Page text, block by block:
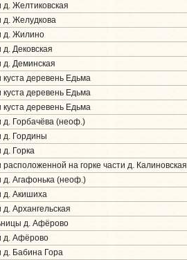
д. Желтиковская
д. Желудкова
д. Жилино
Дековская
д. Деминская
куста деревень Едьма
куста деревень Едьма
куста деревень Едьма
д. Горбачёва (неоф.)
д. Гордины
д. Горка
расположенной на горке части д. Калиновская
д. Агафонька (неоф.)
д. Акишиха
Архангельская
д. Афёрово
д. Афёрово
д. Бабина Гора